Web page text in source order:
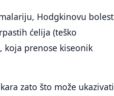
Hodgkinovu bolest
ćelija (teško
koja prenose kiseonik
zato što može ukazivati